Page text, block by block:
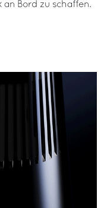
an Bord zu schaffen.